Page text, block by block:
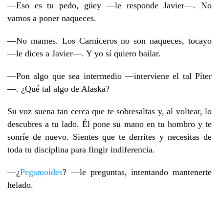
—Eso es tu pedo, güey —le responde Javier—. No
vamos a poner naqueces.
—No mames. Los Carniceros no son naqueces, tocayo
—le dices a Javier—. Y yo sí quiero bailar.
—Pon algo que sea intermedio —interviene el tal Píter
—. ¿Qué tal algo de Alaska?
Su voz suena tan cerca que te sobresaltas y, al voltear, lo
descubres a tu lado. Él pone su mano en tu hombro y te
sonríe de nuevo. Sientes que te derrites y necesitas de
toda tu disciplina para fingir indiferencia.
—¿Pegamoides? —le preguntas, intentando mantenerte
helado.